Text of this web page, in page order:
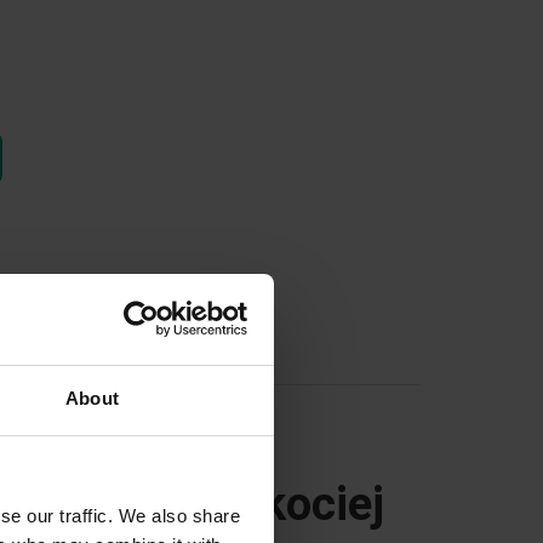
About
our traffic. We also share
idealny do kociej